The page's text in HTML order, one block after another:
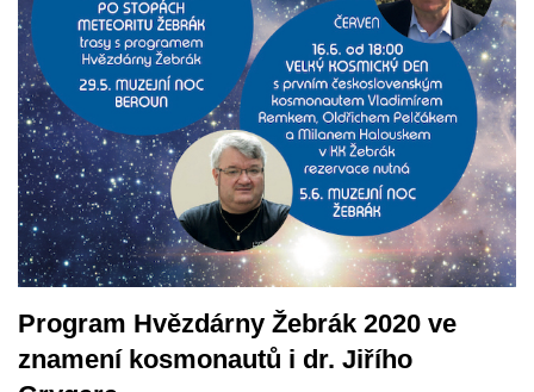
Program Hvězdárny Žebrák 2020 ve
znamení kosmonautů i dr. Jiřího